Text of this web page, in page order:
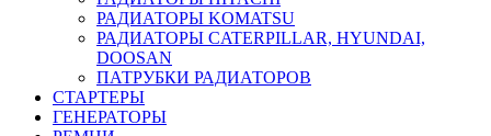
РАДИАТОРЫ KOMATSU
РАДИАТОРЫ CATERPILLAR, HYUNDAI,
DOOSAN
ПАТРУБКИ РАДИАТОРОВ
СТАРТЕРЫ
ГЕНЕРАТОРЫ